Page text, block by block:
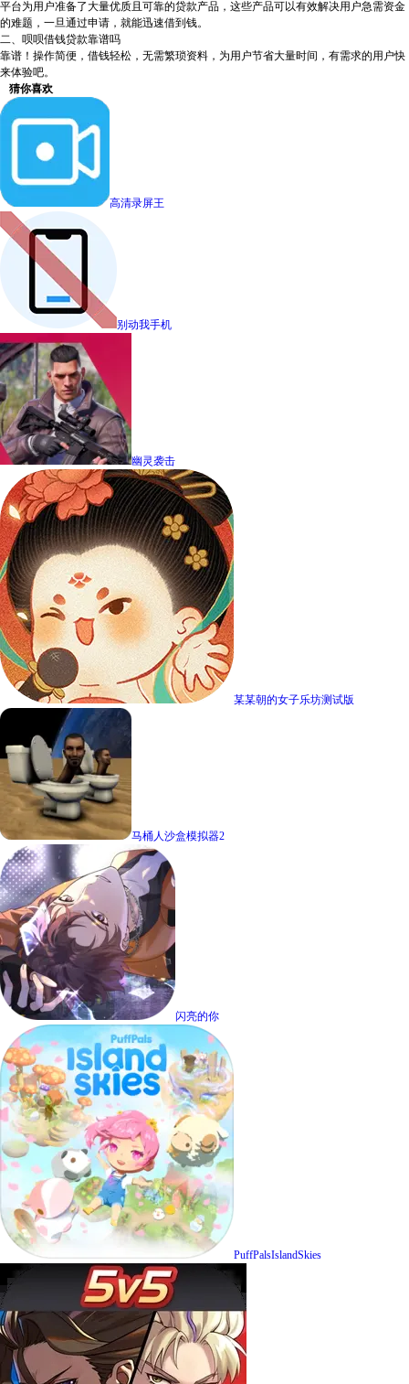
平台为用户准备了大量优质且可靠的贷款产品，这些产品可以有效解决用户急需资金
的难题，一旦通过申请，就能迅速借到钱。
二、呗呗借钱贷款靠谱吗
靠谱！操作简便，借钱轻松，无需繁琐资料，为用户节省大量时间，有需求的用户快
来体验吧。
猜你喜欢
高清录屏王
别动我手机
幽灵袭击
某某朝的女子乐坊测试版
马桶人沙盒模拟器2
闪亮的你
PuffPalsIslandSkies